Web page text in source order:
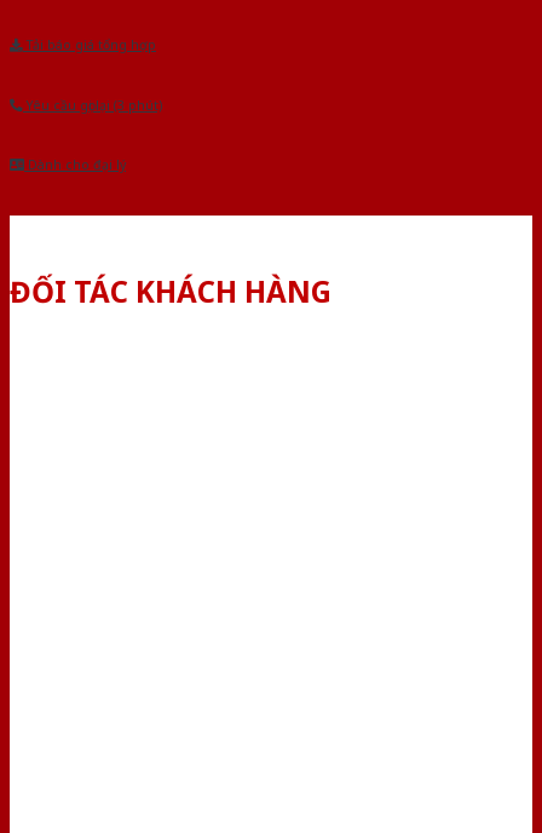
Tải báo giá tổng hợp
Yêu cầu gọi lại (3 phút)
Dành cho đại lý
ĐỐI TÁC KHÁCH HÀNG